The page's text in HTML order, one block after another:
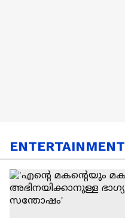
ENTERTAINMENT